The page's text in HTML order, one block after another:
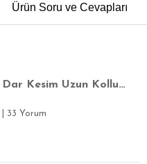
KEMER BOXER
Ürün Soru ve Cevapları
Erkek Slim Fit Dar Kesim Uzun Kollu Pamuklu Kolay Ütülenebilir Kareli Düğmeli Yaka Gömlek
33 Yorum